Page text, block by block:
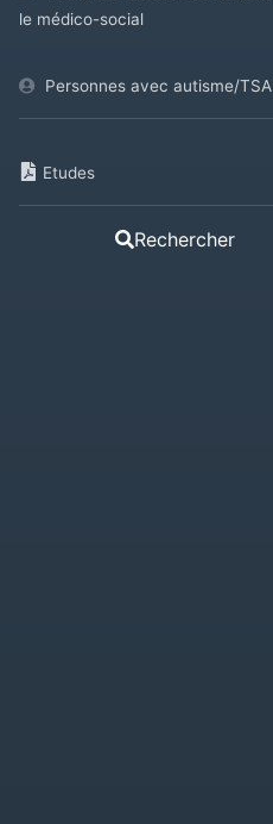
le médico-social
Personnes avec autisme/TSA
Etudes
Rechercher